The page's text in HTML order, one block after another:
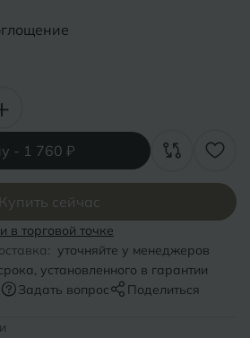
- 1 760 ₽
Купить сейчас
торговой точке
уточняйте у менеджеров
установленного в гарантии
Задать вопрос Поделиться
Сосновый Бор
Сочи
Ставрополь
Сыктывкар